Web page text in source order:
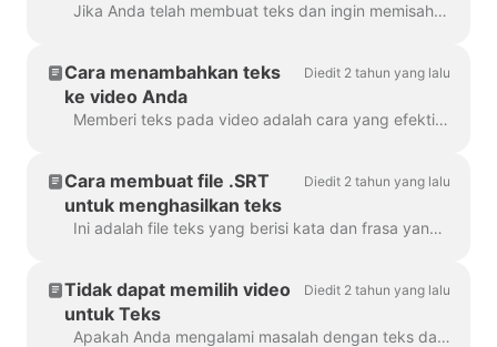
Jika Anda telah membuat teks dan ingin memisahkan atau menggabungkannya, gunakan fitur Pisahkan teks atau tombol Enter dan Backspace. Dengan memanfaatkan opsi ini, Anda dapat...
Cara menambahkan teks
ke video Anda
Diedit 2 tahun yang lalu
Memberi teks pada video adalah cara yang efektif untuk menjangkau lebih banyak pemirsa dan meningkatkan keterlibatan untuk konten Anda. Dengan Wave.video, Anda dapat dengan mudah menambahkan teks video otomatis ...
Cara membuat file .SRT
untuk menghasilkan teks
Diedit 2 tahun yang lalu
Ini adalah file teks yang berisi kata dan frasa yang diucapkan dalam video. File semacam itu dapat digunakan bersama dengan file video, atau pemutar video online untuk membuktikan ...
Tidak dapat memilih video
untuk Teks
Diedit 2 tahun yang lalu
Apakah Anda mengalami masalah dengan teks dalam proyek Anda? Mari kita selesaikan masalah itu! Pertama-tama, pastikan unggahan video Anda sudah sepenuhnya...